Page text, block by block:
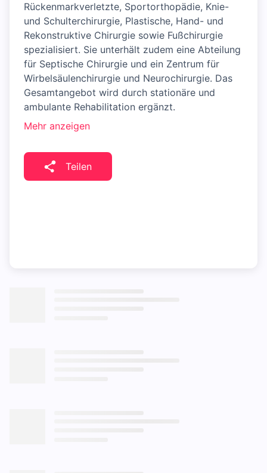
Rückenmarkverletzte, Sportorthopädie, Knie-
und Schulterchirurgie, Plastische, Hand- und
Rekonstruktive Chirurgie sowie Fußchirurgie
spezialisiert. Sie unterhält zudem eine Abteilung
für Septische Chirurgie und ein Zentrum für
Wirbelsäulenchirurgie und Neurochirurgie. Das
Gesamtangebot wird durch stationäre und
ambulante Rehabilitation ergänzt.
Mehr anzeigen
Teilen